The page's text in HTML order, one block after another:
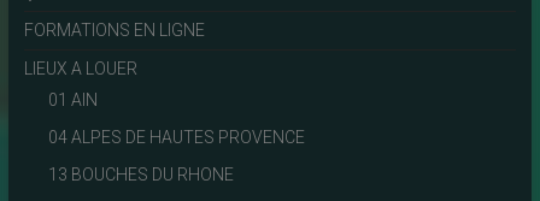
FORMATIONS EN LIGNE
LIEUX A LOUER
01 AIN
04 ALPES DE HAUTES PROVENCE
13 BOUCHES DU RHONE